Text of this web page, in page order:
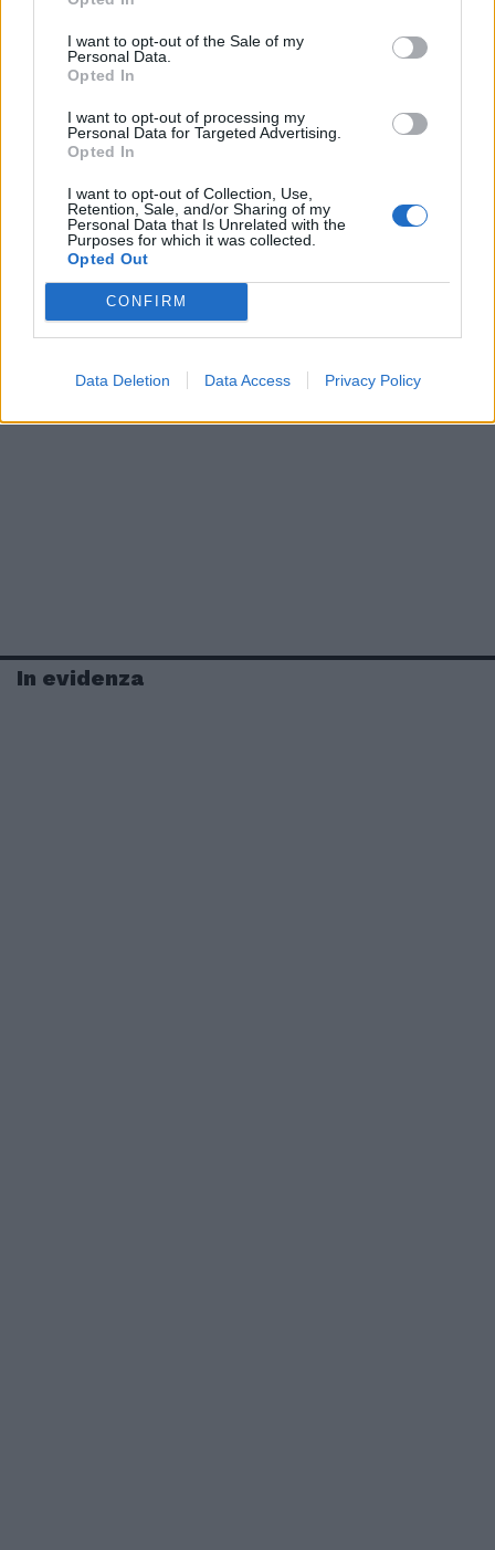
I want to opt-out of the Sale of my
Personal Data.
Opted In
I want to opt-out of processing my
Personal Data for Targeted Advertising.
Opted In
I want to opt-out of Collection, Use,
Retention, Sale, and/or Sharing of my
Personal Data that Is Unrelated with the
Purposes for which it was collected.
Opted Out
CONFIRM
Data Deletion Data Access Privacy Policy
In evidenza